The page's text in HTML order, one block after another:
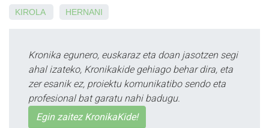
KIROLA HERNANI
Kronika egunero, euskaraz eta doan jasotzen segi
ahal izateko, Kronikakide gehiago behar dira, eta
zer esanik ez, proiektu komunikatibo sendo eta
profesional bat garatu nahi badugu.
Egin zaitez KronikaKide!